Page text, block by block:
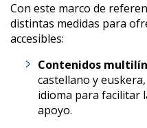
Con este marco de
distintas medidas para
accesibles:
Contenidos
castellano y
idioma para facilitar
apoyo.